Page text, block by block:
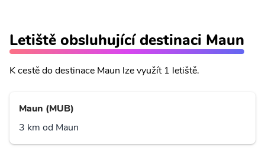
Letiště obsluhující destinaci Maun
K cestě do destinace Maun lze využít 1 letiště.
Maun (MUB)
3 km od Maun